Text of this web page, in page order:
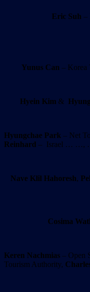
Eric Suh –
Yunus Can – Korea
Hyein Kim &
Hyungchae Park – Net
Reinhard – Israel … …,
Nave Klil Hahoresh,
Cosima
Keren Nachmias – Open
Tourism Authority,